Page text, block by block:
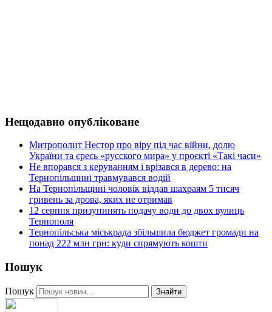
Нещодавно опубліковане
Митрополит Нестор про віру під час війни, долю
України та єресь «русского мира» у проєкті «Такі часи»
Не впорався з керуванням і врізався в дерево: на
Тернопільщині травмувався водій
На Тернопільщині чоловік віддав шахраям 5 тисяч
гривень за дрова, яких не отримав
12 серпня призупинять подачу води до двох вулиць
Тернополя
Тернопільська міськрада збільшила бюджет громади на
понад 222 млн грн: куди спрямують кошти
Пошук
Пошук Знайти